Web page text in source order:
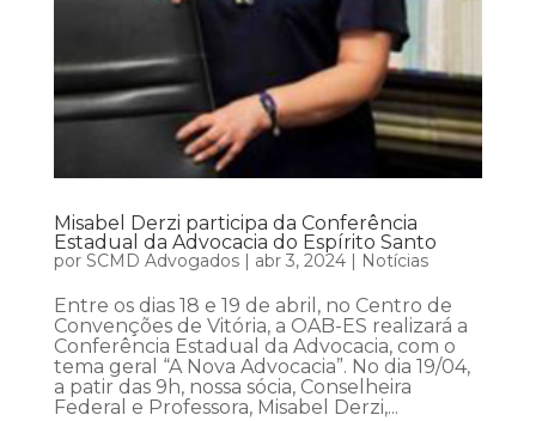
Misabel Derzi participa da Conferência
Estadual da Advocacia do Espírito Santo
por SCMD Advogados| abr 3, 2024| Notícias
Entre os dias 18 e 19 de abril, no Centro de
Convenções de Vitória, a OAB-ES realizará a
Conferência Estadual da Advocacia, com o
tema geral “A Nova Advocacia”. No dia 19/04,
a patir das 9h, nossa sócia, Conselheira
Federal e Professora, Misabel Derzi,...